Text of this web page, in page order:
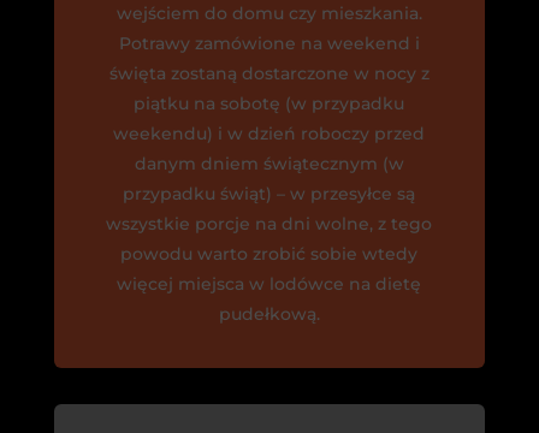
wejściem do domu czy mieszkania.
Potrawy zamówione na weekend i
święta zostaną dostarczone w nocy z
piątku na sobotę (w przypadku
weekendu) i w dzień roboczy przed
danym dniem świątecznym (w
przypadku świąt) – w przesyłce są
wszystkie porcje na dni wolne, z tego
powodu warto zrobić sobie wtedy
więcej miejsca w lodówce na dietę
pudełkową.